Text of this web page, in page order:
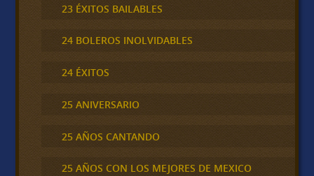
23 ÉXITOS BAILABLES
24 BOLEROS INOLVIDABLES
24 ÉXITOS
25 ANIVERSARIO
25 AÑOS CANTANDO
25 AÑOS CON LOS MEJORES DE MEXICO